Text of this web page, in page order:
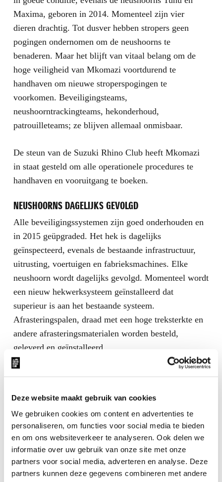
Deze website maakt gebruik van cookies
We gebruiken cookies om content en advertenties te
personaliseren, om functies voor social media te bieden
en om ons websiteverkeer te analyseren. Ook delen we
informatie over uw gebruik van onze site met onze
partners voor social media, adverteren en analyse. Deze
partners kunnen deze gegevens combineren met andere
Maxima, geboren in 2014. Momenteel zijn vier
dieren drachtig. Tot dusver hebben stropers geen
pogingen ondernomen om de neushoorns te
benaderen. Maar het blijft van vitaal belang om de
hoge veiligheid van Mkomazi voortdurend te
handhaven om nieuwe stroperspogingen te
voorkomen. Beveiligingsteams,
neushoorntrackingteams, hekonderhoud,
patrouilleteams; ze blijven allemaal onmisbaar.
De steun van de Suzuki Rhino Club heeft Mkomazi
in staat gesteld om alle operationele procedures te
handhaven en vooruitgang te boeken.
NEUSHOORNS DAGELIJKS GEVOLGD
Alle beveiligingssystemen zijn goed onderhouden en
in 2015 geüpgraded. Het hek is dagelijks
geïnspecteerd, evenals de bestaande infrastructuur,
uitrusting, voertuigen en fabrieksmachines. Elke
neushoorn wordt dagelijks gevolgd. Momenteel wordt
een nieuw hekwerksysteem geïnstalleerd dat
superieur is aan het bestaande systeem.
Afrasteringspalen, draad met een hoge treksterkte en
andere afrasteringsmaterialen worden besteld,
geleverd en geïnstalleerd.
STEUN SUZUKI VAN GROTE WAARDE
voor de steun aan de workshop die de kern is van alle
activiteiten in Mkomazi. De Suzuki-quads en -
motorfietsen waren ook het afgelopen jaar van grote
waarde, evenals de Suzuki Vitara’s, voor reizen naar
Arusha, Nairobi en Dar es Salaam. Er is een
tweedehandsbulldozer aangeschaft. Meer dan 40 jaar